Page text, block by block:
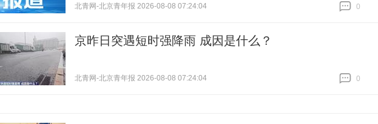
北青网-北京青年报 2026-08-08 07:24:04
0
京昨日突遇短时强降雨 成因是什么？
北青网-北京青年报 2026-08-08 07:24:04
0